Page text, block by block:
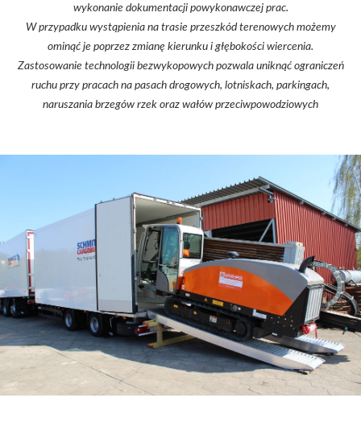
wykonanie dokumentacji powykonawczej prac.
W przypadku wystąpienia na trasie przeszkód terenowych możemy
ominąć je poprzez zmianę kierunku i głębokości wiercenia.
Zastosowanie technologii bezwykopowych pozwala uniknąć ograniczeń
ruchu przy pracach na pasach drogowych, lotniskach, parkingach,
naruszania brzegów rzek oraz wałów przeciwpowodziowych